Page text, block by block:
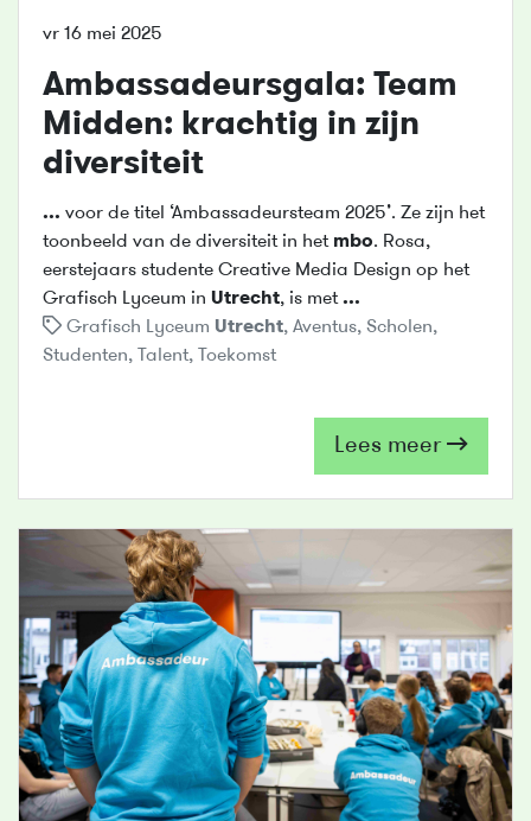
vr 16 mei 2025
Ambassadeursgala: Team
Midden: krachtig in zijn
diversiteit
... voor de titel ‘Ambassadeursteam 2025’. Ze zijn het
toonbeeld van de diversiteit in het mbo. Rosa,
eerstejaars studente Creative Media Design op het
Grafisch Lyceum in Utrecht, is met...
Grafisch Lyceum Utrecht, Aventus, Scholen,
Studenten, Talent, Toekomst
Lees meer